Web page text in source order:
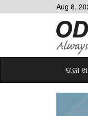
Aug 8,
ତାଜା